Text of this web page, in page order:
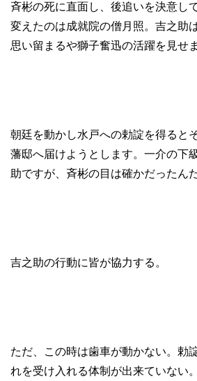
斉彬の死に直面し、後追いを決意し
変えたのは成就院の僧月照。吉之助
思い留まるや獅子奮迅の活躍を見せま
朝廷を動かし水戸への勅諚を得ると
藩邸へ届けようとします。一介の下
助ですが、斉彬の目は確かだったん
吉之助の行動に皆が協力する。
ただ、この時は歯車が動かない。勅
れを受け入れる体制が出来ていない